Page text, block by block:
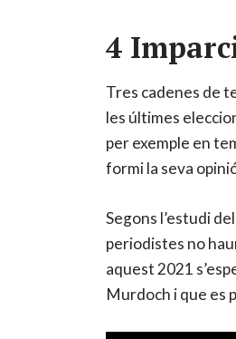
4
Tres cadenes de
les últimes
per exemple en
formi la seva
Segons l’estudi
periodistes no
aquest 2021
Murdoch i que es